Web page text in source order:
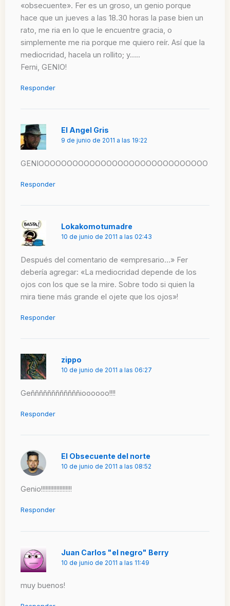
«obsecuente». Fer es un groso, un genio porque
hace que un jueves a las 18.30 horas la pase bien un
rato, me ria en lo que le encuentre gracia, o
simplemente me ria porque me quiero reír. Así que la
mediocridad, hacela un rollito; y…..
Ferni, GENIO!
Responder
El Angel Gris
9 de junio de 2011 a las 19:22
GENIOOOOOOOOOOOOOOOOOOOOOOOOOOOOOO
Responder
Lokakomotumadre
10 de junio de 2011 a las 02:43
Después del comentario de «empresario…» Fer
debería agregar: «La mediocridad depende de los
ojos con los que se la mire. Sobre todo si quien la
mira tiene más grande el ojete que los ojos»!
Responder
zippo
10 de junio de 2011 a las 06:27
Geññññññññññññioooooo!!!!
Responder
El Obsecuente del norte
10 de junio de 2011 a las 08:52
Genio!!!!!!!!!!!!!!!!!!!!
Responder
Juan Carlos "el negro" Berry
10 de junio de 2011 a las 11:49
muy buenos!